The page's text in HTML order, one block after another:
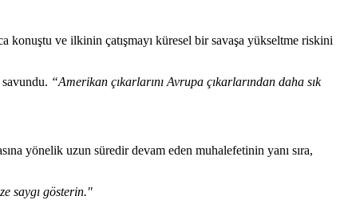
konuştu ve ilkinin çatışmayı küresel bir savaşa yükseltme riskini
“Amerikan çıkarlarını Avrupa çıkarlarından daha sık
yönelik uzun süredir devam eden muhalefetinin yanı sıra,
saygı gösterin."